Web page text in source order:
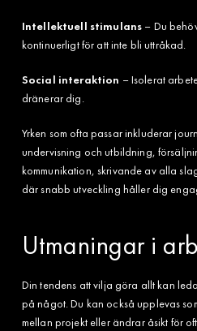
Intellektuell stimulans – Du
kontinuerligt för att inte bli uttråkad.
Social interaktion – Isolerat
dränerar dig.
Yrken som ofta passar inkluderar
undervisning och utbildning,
kommunikation, skrivande av alla
där snabb utveckling håller dig
Utmaningar i
Din tendens att vilja göra allt kan
på något. Du kan också upplevas
mellan projekt eller ändrar åsikt för